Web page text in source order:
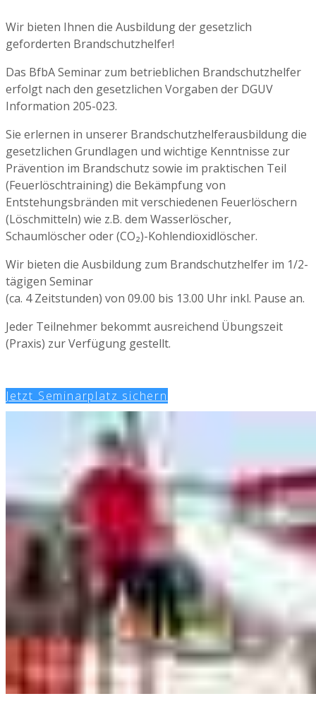
Wir bieten Ihnen die Ausbildung der gesetzlich
geforderten Brandschutzhelfer!
Das BfbA Seminar zum betrieblichen Brandschutzhelfer
erfolgt nach den gesetzlichen Vorgaben der DGUV
Information 205-023.
Sie erlernen in unserer Brandschutzhelferausbildung die
gesetzlichen Grundlagen und wichtige Kenntnisse zur
Prävention im Brandschutz sowie im praktischen Teil
(Feuerlöschtraining) die Bekämpfung von
Entstehungsbränden mit verschiedenen Feuerlöschern
(Löschmitteln) wie z.B. dem Wasserlöscher,
Schaumlöscher oder (CO₂)-Kohlendioxidlöscher.
Wir bieten die Ausbildung zum Brandschutzhelfer im 1/2-
tägigen Seminar
(ca. 4 Zeitstunden) von 09.00 bis 13.00 Uhr inkl. Pause an.
Jeder Teilnehmer bekommt ausreichend Übungszeit
(Praxis) zur Verfügung gestellt.
Jetzt Seminarplatz sichern